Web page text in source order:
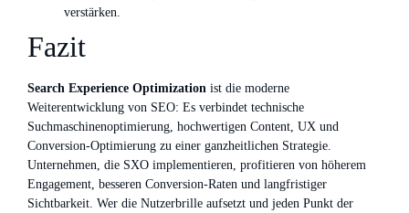
verstärken.
Fazit
Search Experience Optimization ist die moderne
Weiterentwicklung von SEO: Es verbindet technische
Suchmaschinenoptimierung, hochwertigen Content, UX und
Conversion-Optimierung zu einer ganzheitlichen Strategie.
Unternehmen, die SXO implementieren, profitieren von höherem
Engagement, besseren Conversion-Raten und langfristiger
Sichtbarkeit. Wer die Nutzerbrille aufsetzt und jeden Punkt der